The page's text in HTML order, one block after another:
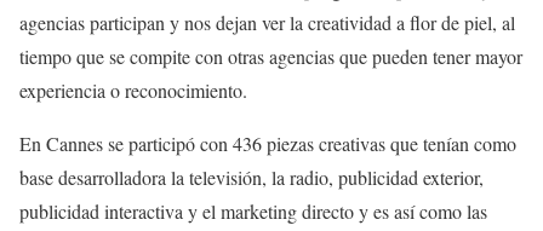
agencias participan y nos dejan ver la creatividad a flor de piel, al
tiempo que se compite con otras agencias que pueden tener mayor
experiencia o reconocimiento.
En Cannes se participó con 436 piezas creativas que tenían como
base desarrolladora la televisión, la radio, publicidad exterior,
publicidad interactiva y el marketing directo y es así como las